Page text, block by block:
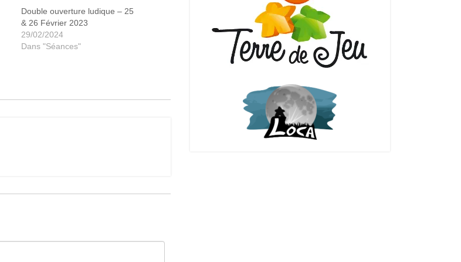
Double ouverture ludique – 25
& 26 Février 2023
29/02/2024
Dans "Séances"